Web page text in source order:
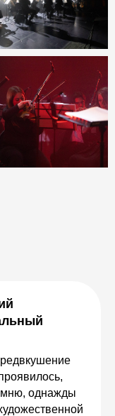
однажды